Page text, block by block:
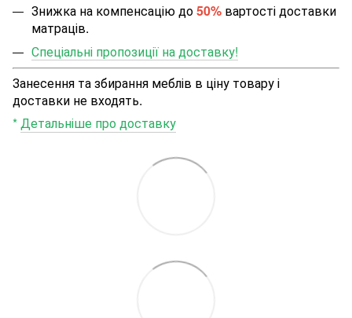
Знижка на компенсацію до50% вартості доставки
матраців.
Спеціальні пропозиції на доставку!
Занесення та збирання меблів в ціну товару і
доставки не входять.
* Детальніше про доставку